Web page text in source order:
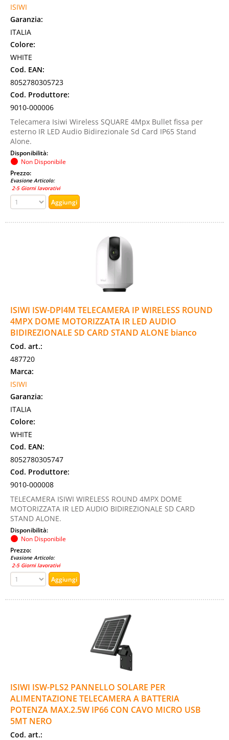
ISIWI
Garanzia:
ITALIA
Colore:
WHITE
Cod. EAN:
8052780305723
Cod. Produttore:
9010-000006
Telecamera Isiwi Wireless SQUARE 4Mpx Bullet fissa per
esterno IR LED Audio Bidirezionale Sd Card IP65 Stand
Alone.
Disponibilità:
Non Disponibile
Prezzo:
Evasione Articolo:
2-5 Giorni lavorativi
ISIWI ISW-DPI4M TELECAMERA IP WIRELESS ROUND
4MPX DOME MOTORIZZATA IR LED AUDIO
BIDIREZIONALE SD CARD STAND ALONE bianco
Cod. art.:
487720
Marca:
ISIWI
Garanzia:
ITALIA
Colore:
WHITE
Cod. EAN:
8052780305747
Cod. Produttore:
9010-000008
TELECAMERA ISIWI WIRELESS ROUND 4MPX DOME
MOTORIZZATA IR LED AUDIO BIDIREZIONALE SD CARD
STAND ALONE.
Disponibilità:
Non Disponibile
Prezzo:
Evasione Articolo:
2-5 Giorni lavorativi
ISIWI ISW-PLS2 PANNELLO SOLARE PER
ALIMENTAZIONE TELECAMERA A BATTERIA
POTENZA MAX.2.5W IP66 CON CAVO MICRO USB
5MT NERO
Cod. art.: